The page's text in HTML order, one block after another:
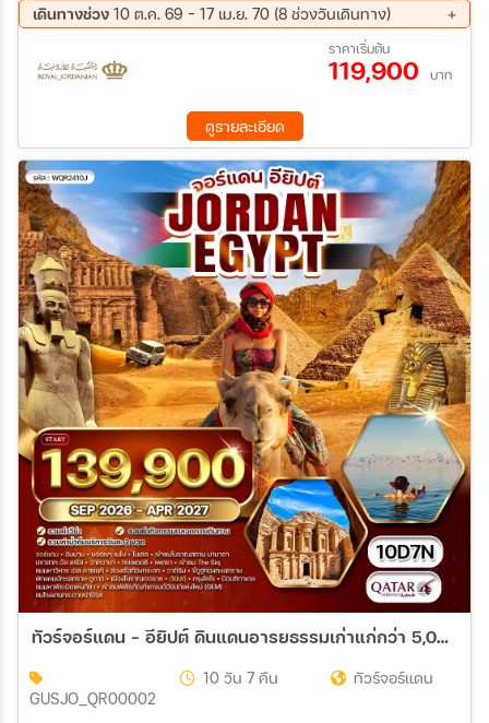
สีกุหลาบ มหาวิหารศักดิ์สิทธิ์ อัล-คัซเนห์ – ทะเลทรายวาดิรัม – ขี่อูฐ -
นั่ง 4 WD ตะลุยทะเลทราย - อคาบา ล่องเรือท้องกระจกชมทะเลแดง –
ทะเลเดดซี – บ่อน้ำพุร้อนมาอิน - บ่อน้ำพุร้อนมาอิน - มัสยิดคิงอับดุล
ลาห์ที่ 1
เดินทางช่วง 10 ต.ค. 69 - 17 เม.ย. 70 (8 ช่วงวันเดินทาง)
17 ต.ค. 69 - 24 ต.ค. 69
28 พ.ย. 69 - 05 ธ.ค. 69
26 ธ.ค. 69 - 02 ม.ค. 70
23 ม.ค. 70 - 30 ม.ค. 70
11 ก.พ. 70 - 18 ก.พ. 70
10 เม.ย 70 - 17 เม.ย 70
ราคาเริ่มต้น
119,900 บาท
ดูรายละเอียด
ทัวร์จอร์แดน - อียิปต์ ดินแดนอารยธรรมเก่าแก่กว่า 5,000 ปี 10 วัน (QR) SEP 26 - APR 27
GUSJO_QR00002
10 วัน 7 คืน ทัวร์จอร์แดน